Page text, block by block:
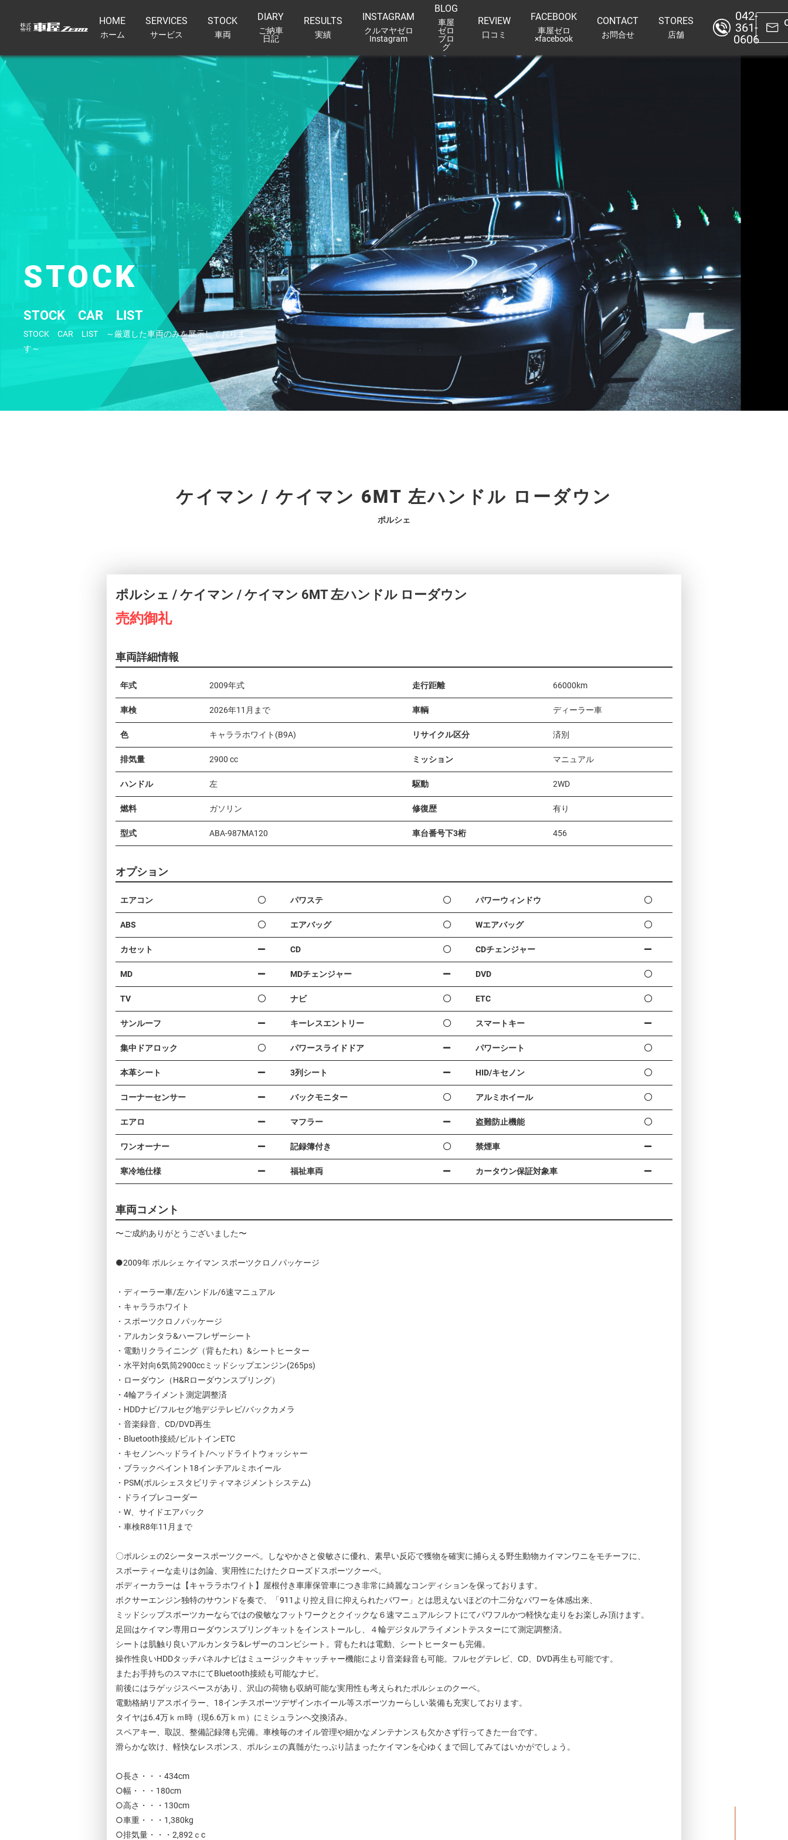
HOME
ホーム
SERVICES
サービス
STOCK
車両
DIARY
ご納車
日記
RESULTS
実績
INSTAGRAM
クルマヤゼロ
Instagram
BLOG
車屋
ゼロ
ブロ
グ
REVIEW
口コミ
FACEBOOK
車屋ゼロ
×facebook
CONTACT
お問合せ
STORES
店舗
042-
361-
0606
STOCK
STOCK CAR LIST
STOCK CAR LIST ～厳選した車両のみを展示しておりま
す～
ケイマン / ケイマン 6MT 左ハンドル ローダウン
ポルシェ
ポルシェ / ケイマン / ケイマン 6MT 左ハンドル ローダウン
売約御礼
車両詳細情報
年式 2009年式 走行距離 66000km
車検 2026年11月まで 車輌 ディーラー車
色 キャララホワイト(B9A) リサイクル区分 済別
排気量 2900 cc ミッション マニュアル
ハンドル 左 駆動 2WD
燃料 ガソリン 修復歴 有り
型式 ABA-987MA120 車台番号下3桁 456
オプション
エアコン パワステ パワーウィンドウ
ABS エアバッグ Wエアバッグ
カセット CD CDチェンジャー
MD MDチェンジャー DVD
TV ナビ ETC
サンルーフ キーレスエントリー スマートキー
集中ドアロック パワースライドドア パワーシート
本革シート 3列シート HID/キセノン
コーナーセンサー バックモニター アルミホイール
エアロ マフラー 盗難防止機能
ワンオーナー 記録簿付き 禁煙車
寒冷地仕様 福祉車両 カータウン保証対象車
車両コメント
〜ご成約ありがとうございました〜
●2009年 ポルシェ ケイマン スポーツクロノパッケージ
・ディーラー車/左ハンドル/6速マニュアル
・キャララホワイト
・スポーツクロノパッケージ
・アルカンタラ&ハーフレザーシート
・電動リクライニング（背もたれ）&シートヒーター
・水平対向6気筒2900ccミッドシップエンジン(265ps)
・ローダウン（H&Rローダウンスプリング）
・4輪アライメント測定調整済
・HDDナビ/フルセグ地デジテレビ/バックカメラ
・音楽録音、CD/DVD再生
・Bluetooth接続/ビルトインETC
・キセノンヘッドライト/ヘッドライトウォッシャー
・ブラックペイント18インチアルミホイール
・PSM(ポルシェスタビリティマネジメントシステム)
・ドライブレコーダー
・W、サイドエアバック
・車検R8年11月まで
〇ポルシェの2シータースポーツクーペ。しなやかさと俊敏さに優れ、素早い反応で獲物を確実に捕らえる野生動物カイマンワニをモチーフに、
スポーティーな走りは勿論、実用性にたけたクローズドスポーツクーペ。
ボディーカラーは【キャララホワイト】屋根付き車庫保管車につき非常に綺麗なコンディションを保っております。
ボクサーエンジン独特のサウンドを奏で、「911より控え目に抑えられたパワー」とは思えないほどの十二分なパワーを体感出来、
ミッドシップスポーツカーならではの俊敏なフットワークとクイックな６速マニュアルシフトにてパワフルかつ軽快な走りをお楽しみ頂けます。
足回はケイマン専用ローダウンスプリングキットをインストールし、４輪デジタルアライメントテスターにて測定調整済。
シートは肌触り良いアルカンタラ&レザーのコンビシート。背もたれは電動、シートヒーターも完備。
操作性良いHDDタッチパネルナビはミュージックキャッチャー機能により音楽録音も可能。フルセグテレビ、CD、DVD再生も可能です。
またお手持ちのスマホにてBluetooth接続も可能なナビ。
前後にはラゲッジスペースがあり、沢山の荷物も収納可能な実用性も考えられたポルシェのクーペ。
電動格納リアスポイラー、18インチスポーツデザインホイール等スポーツカーらしい装備も充実しております。
タイヤは6.4万ｋｍ時（現6.6万ｋｍ）にミシュランへ交換済み。
スペアキー、取説、整備記録簿も完備。車検毎のオイル管理や細かなメンテナンスも欠かさず行ってきた一台です。
滑らかな吹け、軽快なレスポンス、ポルシェの真髄がたっぷり詰まったケイマンを心ゆくまで回してみてはいかがでしょう。
○長さ・・・434cm
○幅・・・180cm
○高さ・・・130cm
○車重・・・1,380kg
○排気量・・・2,892ｃc
車屋ゼロブログ
口コミ
FACEBOOK
車屋ゼロ×FACEBOOK
CONTACT
お問合せ
STORES
店舗